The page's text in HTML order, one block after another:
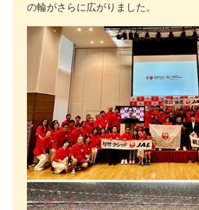
の輪がさらに広がりました。